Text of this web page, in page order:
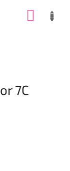
7C